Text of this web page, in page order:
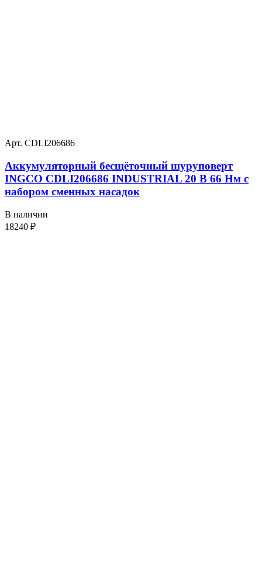
Арт. CDLI206686
Аккумуляторный бесщёточный шуруповерт
INGCO CDLI206686 INDUSTRIAL 20 В 66 Нм с
набором сменных насадок
В наличии
18240 ₽